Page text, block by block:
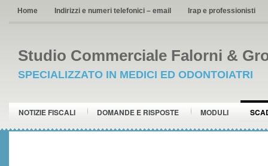
Home Indirizzi e numeri telefonici – email Irap e professionisti
Studio Commerciale Falorni &
SPECIALIZZATO IN MEDICI ED ODONTOIATRI
NOTIZIE FISCALI DOMANDE E RISPOSTE MODULI